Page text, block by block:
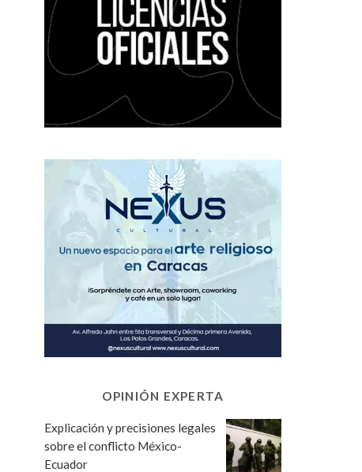
OPINIÓN EXPERTA
Explicación y precisiones legales
sobre el conflicto México-
Ecuador